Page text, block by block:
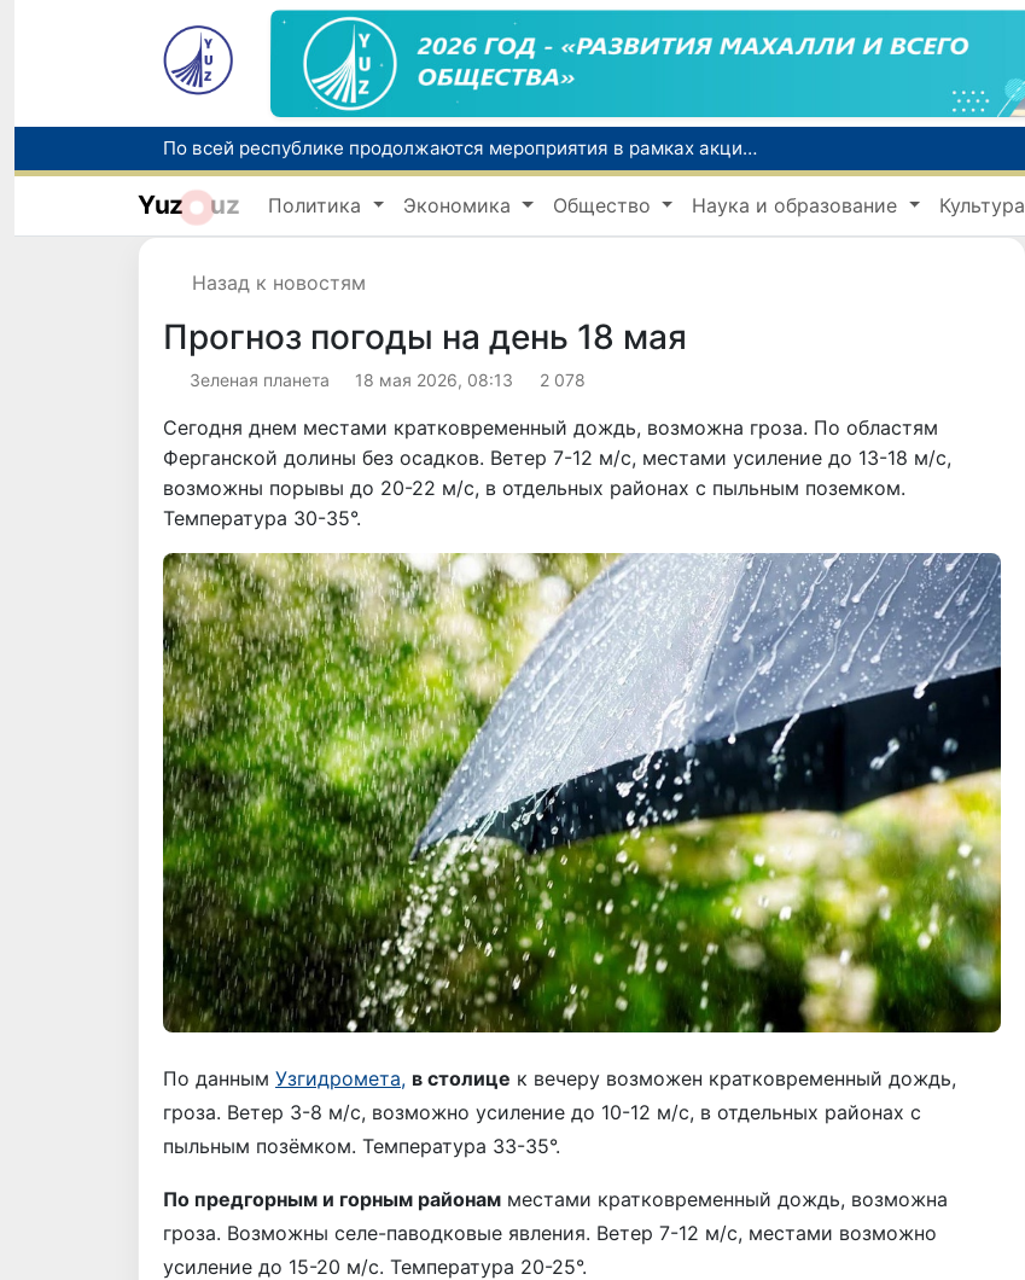
По всей республике продолжаются мероприятия в рамках акции «Актуальные 40 дней»
Оказавшийся в сложной ситуации в Германии соотечественник возвращен в Узбекистан
В Узбекистане определили порядок создания и эксплуатации платных автодорог
Yuz uz Политика Экономика Общество Наука и образование Культура
Назад к новостям
Прогноз погоды на день 18 мая
Зеленая планета 18 мая 2026, 08:13 2 078
Сегодня днем местами кратковременный дождь, возможна гроза. По областям
Ферганской долины без осадков. Ветер 7-12 м/с, местами усиление до 13-18 м/с,
возможны порывы до 20-22 м/с, в отдельных районах с пыльным поземком.
Температура 30-35°.
По данным Узгидромета, в столице к вечеру возможен кратковременный дождь,
гроза. Ветер 3-8 м/с, возможно усиление до 10-12 м/с, в отдельных районах с
пыльным позёмком. Температура 33-35°.
По предгорным и горным районам местами кратковременный дождь, возможна
гроза. Возможны селе-паводковые явления. Ветер 7-12 м/с, местами возможно
усиление до 15-20 м/с. Температура 20-25°.